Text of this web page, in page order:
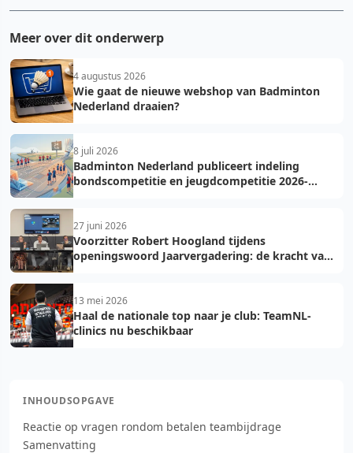
Meer over dit onderwerp
4 augustus 2026
Wie gaat de nieuwe webshop van Badminton
Nederland draaien?
8 juli 2026
Badminton Nederland publiceert indeling
bondscompetitie en jeugdcompetitie 2026-
27 juni 2026
Voorzitter Robert Hoogland tijdens
openingswoord Jaarvergadering: de kracht van
13 mei 2026
Haal de nationale top naar je club: TeamNL-
clinics nu beschikbaar
INHOUDSOPGAVE
Reactie op vragen rondom betalen teambijdrage
Samenvatting